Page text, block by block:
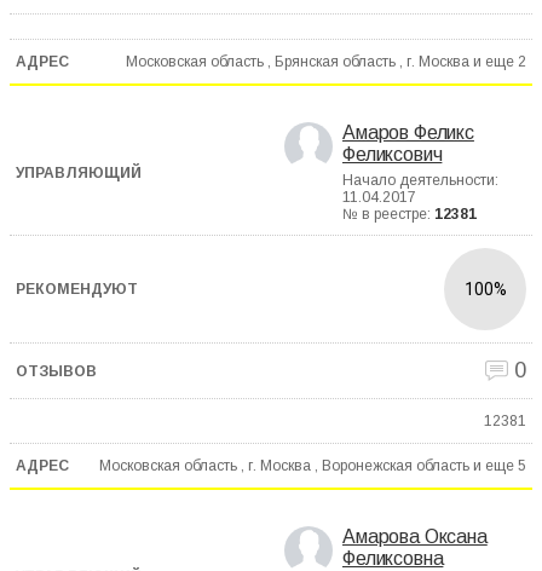
Московская область , Брянская область , г. Москва и еще 2
Амаров Феликс
Феликсович
Начало деятельности:
11.04.2017
№ в реестре: 12381
100%
0
12381
Московская область , г. Москва , Воронежская область и еще 5
Амарова Оксана
Феликсовна